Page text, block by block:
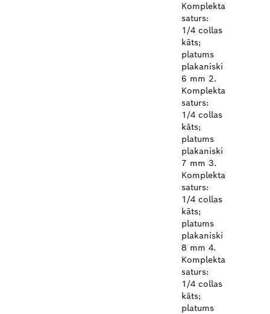
Komplekta
saturs:
1/4 collas
kāts;
platums
plakaniski
6 mm 2.
Komplekta
saturs:
1/4 collas
kāts;
platums
plakaniski
7 mm 3.
Komplekta
saturs:
1/4 collas
kāts;
platums
plakaniski
8 mm 4.
Komplekta
saturs:
1/4 collas
kāts;
platums